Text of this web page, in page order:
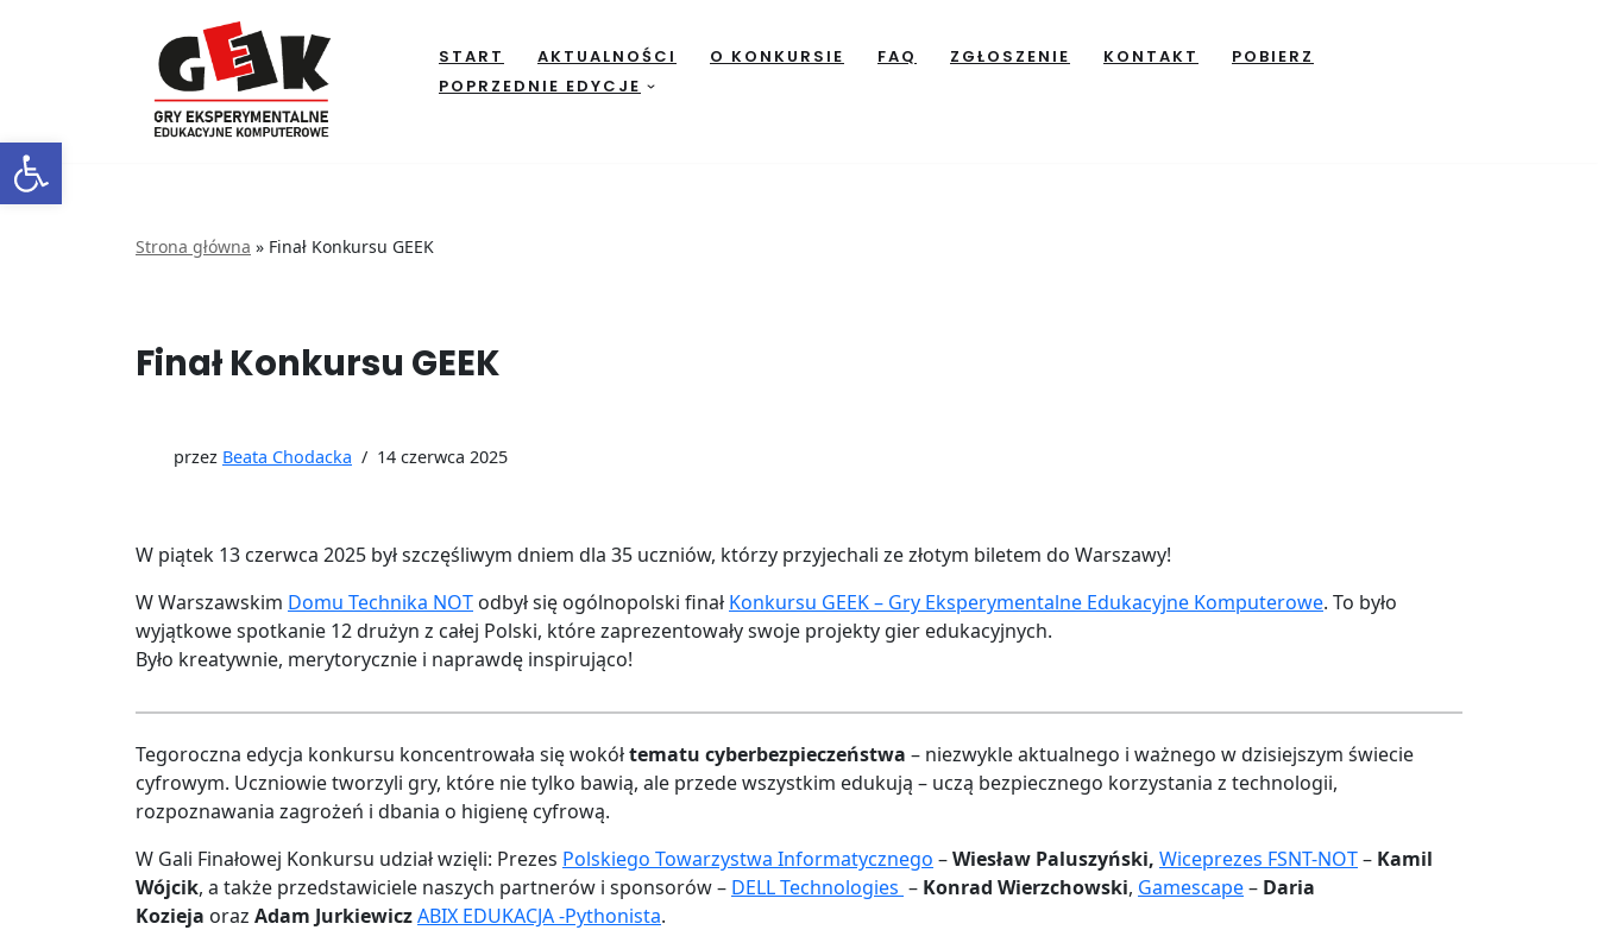
Open toolbar
START AKTUALNOŚCI O KONKURSIE FAQ ZGŁOSZENIE KONTAKT
POBIERZ
POPRZEDNIE EDYCJE
Strona główna » Finał Konkursu GEEK
Finał Konkursu GEEK
przez Beata Chodacka 14 czerwca 2025
W piątek 13 czerwca 2025 był szczęśliwym dniem dla 35 uczniów, którzy przyjechali ze złotym biletem do Warszawy!
W Warszawskim Domu Technika NOT odbył się ogólnopolski finał Konkursu GEEK – Gry Eksperymentalne Edukacyjne Komputerowe. To było
wyjątkowe spotkanie 12 drużyn z całej Polski, które zaprezentowały swoje projekty gier edukacyjnych.
Było kreatywnie, merytorycznie i naprawdę inspirująco!
Tegoroczna edycja konkursu koncentrowała się wokółtematu cyberbezpieczeństwa – niezwykle aktualnego i ważnego w dzisiejszym świecie
cyfrowym. Uczniowie tworzyli gry, które nie tylko bawią, ale przede wszystkim edukują – uczą bezpiecznego korzystania z technologii,
rozpoznawania zagrożeń i dbania o higienę cyfrową.
W Gali Finałowej Konkursu udział wzięli: Prezes Polskiego Towarzystwa Informatycznego –Wiesław Paluszyński, Wiceprezes FSNT-NOT– Kamil
Wójcik, a także przedstawiciele naszych partnerów i sponsorów – DELL Technologies – Konrad Wierzchowski, Gamescape– Daria
Kozieja oraz Adam JurkiewiczABIX EDUKACJA -Pythonista.